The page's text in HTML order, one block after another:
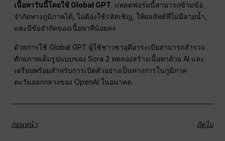
เนื้อหาวันนี้โดยใช้ Global GPT. แพลตฟอร์มนี้สามารถข้ามข้อ
จำกัดทางภูมิภาคได้, ไม่ต้องใช้รหัสเชิญ, ให้ผลลัพธ์ที่ไม่มีลายน้ำ,
และมีข้อจำกัดของเนื้อหาที่น้อยลง.
ด้วยการใช้ Global GPT ผู้ใช้ชาวซาอุดีอาระเบียสามารถสำรวจ
ศักยภาพเต็มรูปแบบของ Sora 2 ทดลองสร้างเนื้อหาด้วย AI และ
เตรียมพร้อมสำหรับการเปิดตัวอย่างเป็นทางการในภูมิภาค
ตะวันออกกลางของ OpenAI ในอนาคต.
ก่อนหน้า ถัดไป